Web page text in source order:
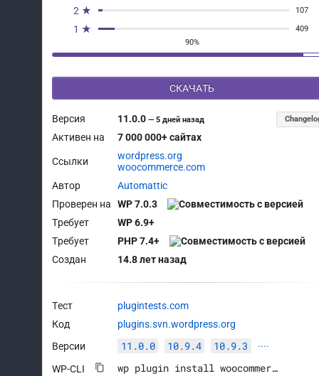
2 ★ 107
1 ★
409
90%
СКАЧАТЬ
Версия 11.0.0—5 дней назад
Активен на 7 000 000+ сайтах
Ссылки
wordpress.org
woocommerce.com
Автор
Automattic
Проверен на
WP 7.0.3
Требует
WP 6.9+
Требует
PHP 7.4+
Создан
14.8 лет назад
Тест
plugintests.com
Код
plugins.svn.wordpress.org
Версии
11.0.0 10.9.4 10.9.3 ····
WP-CLI wp plugin install woocommerce --activate